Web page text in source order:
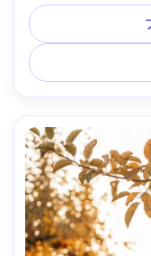
ィング、リアルな食